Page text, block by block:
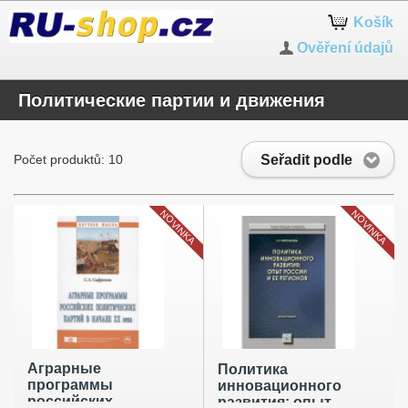
Košík
Ověření údajů
Политические партии и движения
Seřadit podle
Počet produktů: 10
Аграрные
программы
российских
NOVINKA
Политика
инновационного
развития: опыт
NOVINKA